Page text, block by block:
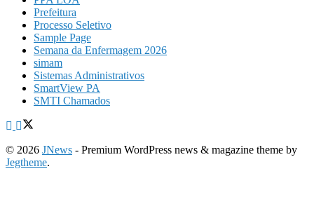
Prefeitura
Processo Seletivo
Sample Page
Semana da Enfermagem 2026
simam
Sistemas Administrativos
SmartView PA
SMTI Chamados
© 2026 JNews - Premium WordPress news & magazine theme by
Jegtheme.